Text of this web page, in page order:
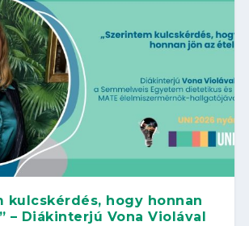
kulcskérdés, hogy honnan
– Diákinterjú Vona Violával